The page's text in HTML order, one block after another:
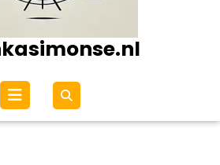
Open
menu